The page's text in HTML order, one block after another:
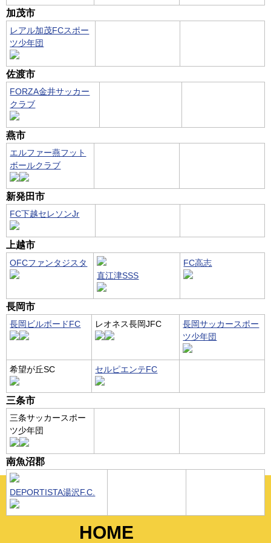
加茂市
レアル加茂FCスポー
ツ少年団
佐渡市
FORZA金井サッカー
クラブ
燕市
エルファー燕フット
ボールクラブ
新発田市
FC下越セレソンJr
上越市
OFCファンタジスタ
直江津SSS
FC高志
長岡市
長岡ビルボードFC レオネス長岡JFC
長岡サッカースポー
ツ少年団
希望が丘SC セルピエンテFC
三条市
三条サッカースポー
ツ少年団
南魚沼郡
DEPORTISTA湯沢F.C.
HOME